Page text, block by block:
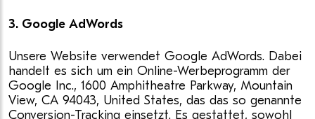
3. Google AdWords
Unsere Website verwendet Google AdWords. Dabei
handelt es sich um ein Online-Werbeprogramm der
Google Inc., 1600 Amphitheatre Parkway, Mountain
View, CA 94043, United States, das das so genannte
Conversion-Tracking einsetzt. Es gestattet, sowohl